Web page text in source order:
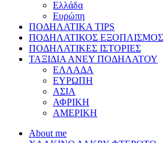
Ελλάδα
Ευρώπη
ΠΟΔΗΛΑΤΙΚΑ TIPS
ΠΟΔΗΛΑΤΙΚΟΣ ΕΞΟΠΛΙΣΜΟΣ
ΠΟΔΗΛΑΤΙΚΕΣ ΙΣΤΟΡΙΕΣ
ΤΑΞΙΔΙΑ ΑΝΕΥ ΠΟΔΗΛΑΤΟΥ
ΕΛΛΑΔΑ
ΕΥΡΩΠΗ
ΑΣΙΑ
ΑΦΡΙΚΗ
ΑΜΕΡΙΚΗ
About me